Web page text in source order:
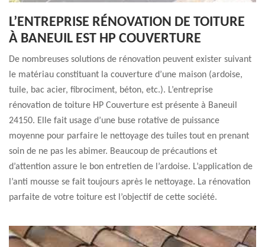
L’ENTREPRISE RÉNOVATION DE TOITURE
À BANEUIL EST HP COUVERTURE
De nombreuses solutions de rénovation peuvent exister suivant
le matériau constituant la couverture d’une maison (ardoise,
tuile, bac acier, fibrociment, béton, etc.). L’entreprise
rénovation de toiture HP Couverture est présente à Baneuil
24150. Elle fait usage d’une buse rotative de puissance
moyenne pour parfaire le nettoyage des tuiles tout en prenant
soin de ne pas les abimer. Beaucoup de précautions et
d’attention assure le bon entretien de l’ardoise. L’application de
l’anti mousse se fait toujours après le nettoyage. La rénovation
parfaite de votre toiture est l’objectif de cette société.